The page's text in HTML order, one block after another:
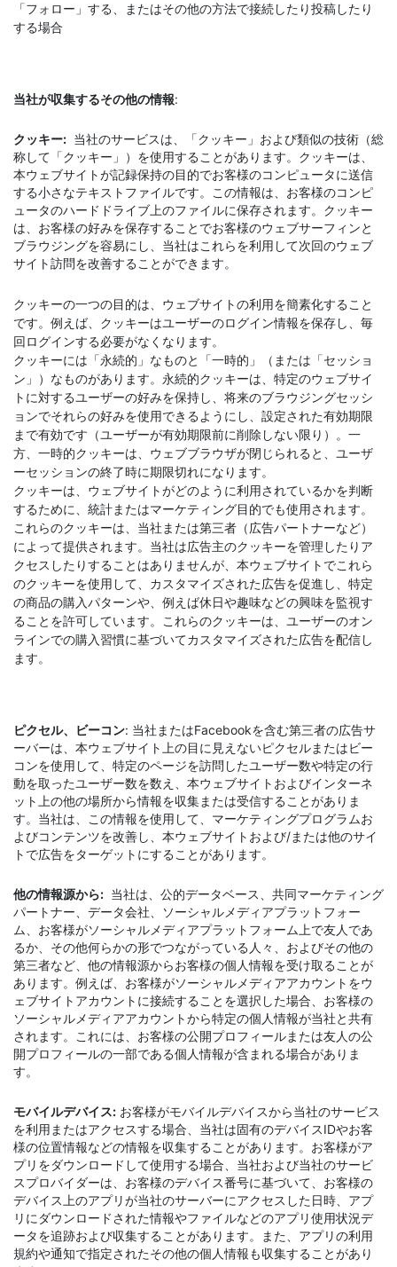
「フォロー」する、またはその他の方法で接続したり投稿したり
する場合
当社が収集するその他の情報:
クッキー: 当社のサービスは、「クッキー」および類似の技術（総
称して「クッキー」）を使用することがあります。クッキーは、
本ウェブサイトが記録保持の目的でお客様のコンピュータに送信
する小さなテキストファイルです。この情報は、お客様のコンピ
ュータのハードドライブ上のファイルに保存されます。クッキー
は、お客様の好みを保存することでお客様のウェブサーフィンと
ブラウジングを容易にし、当社はこれらを利用して次回のウェブ
サイト訪問を改善することができます。
クッキーの一つの目的は、ウェブサイトの利用を簡素化すること
です。例えば、クッキーはユーザーのログイン情報を保存し、毎
回ログインする必要がなくなります。
クッキーには「永続的」なものと「一時的」（または「セッショ
ン」）なものがあります。永続的クッキーは、特定のウェブサイ
トに対するユーザーの好みを保持し、将来のブラウジングセッシ
ョンでそれらの好みを使用できるようにし、設定された有効期限
まで有効です（ユーザーが有効期限前に削除しない限り）。一
方、一時的クッキーは、ウェブブラウザが閉じられると、ユーザ
ーセッションの終了時に期限切れになります。
クッキーは、ウェブサイトがどのように利用されているかを判断
するために、統計またはマーケティング目的でも使用されます。
これらのクッキーは、当社または第三者（広告パートナーなど）
によって提供されます。当社は広告主のクッキーを管理したりア
クセスしたりすることはありませんが、本ウェブサイトでこれら
のクッキーを使用して、カスタマイズされた広告を促進し、特定
の商品の購入パターンや、例えば休日や趣味などの興味を監視す
ることを許可しています。これらのクッキーは、ユーザーのオン
ラインでの購入習慣に基づいてカスタマイズされた広告を配信し
ます。
ピクセル、ビーコン: 当社またはFacebookを含む第三者の広告サ
ーバーは、本ウェブサイト上の目に見えないピクセルまたはビー
コンを使用して、特定のページを訪問したユーザー数や特定の行
動を取ったユーザー数を数え、本ウェブサイトおよびインターネ
ット上の他の場所から情報を収集または受信することがありま
す。当社は、この情報を使用して、マーケティングプログラムお
よびコンテンツを改善し、本ウェブサイトおよび/または他のサイ
トで広告をターゲットにすることがあります。
他の情報源から: 当社は、公的データベース、共同マーケティング
パートナー、データ会社、ソーシャルメディアプラットフォー
ム、お客様がソーシャルメディアプラットフォーム上で友人であ
るか、その他何らかの形でつながっている人々、およびその他の
第三者など、他の情報源からお客様の個人情報を受け取ることが
あります。例えば、お客様がソーシャルメディアアカウントをウ
ェブサイトアカウントに接続することを選択した場合、お客様の
ソーシャルメディアアカウントから特定の個人情報が当社と共有
されます。これには、お客様の公開プロフィールまたは友人の公
開プロフィールの一部である個人情報が含まれる場合がありま
す。
モバイルデバイス: お客様がモバイルデバイスから当社のサービス
を利用またはアクセスする場合、当社は固有のデバイスIDやお客
様の位置情報などの情報を収集することがあります。お客様がア
プリをダウンロードして使用する場合、当社および当社のサービ
スプロバイダーは、お客様のデバイス番号に基づいて、お客様の
デバイス上のアプリが当社のサーバーにアクセスした日時、アプ
リにダウンロードされた情報やファイルなどのアプリ使用状況デ
ータを追跡および収集することがあります。また、アプリの利用
規約や通知で指定されたその他の個人情報も収集することがあり